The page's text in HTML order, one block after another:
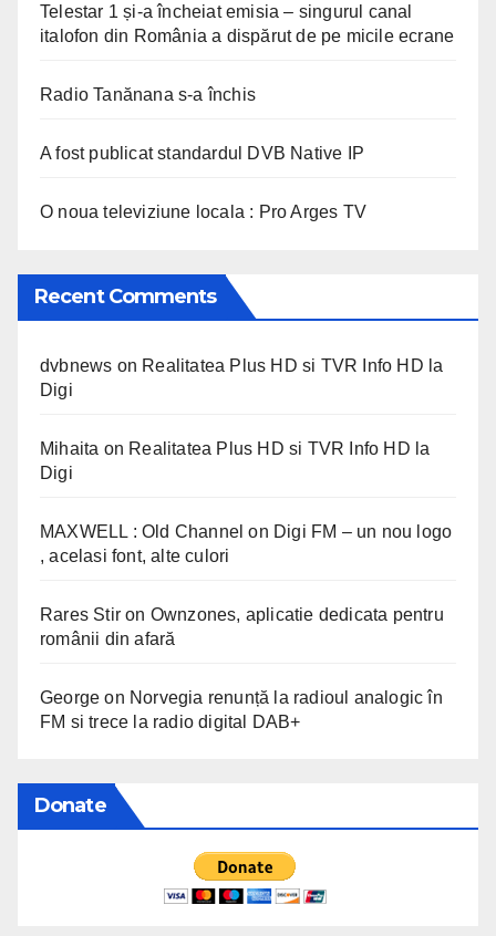
Telestar 1 și-a încheiat emisia – singurul canal
italofon din România a dispărut de pe micile ecrane
Radio Tanănana s-a închis
A fost publicat standardul DVB Native IP
O noua televiziune locala : Pro Arges TV
Recent Comments
dvbnews on Realitatea Plus HD si TVR Info HD la
Digi
Mihaita on Realitatea Plus HD si TVR Info HD la
Digi
MAXWELL : Old Channel on Digi FM – un nou logo
, acelasi font, alte culori
Rares Stir on Ownzones, aplicatie dedicata pentru
românii din afară
George on Norvegia renunță la radioul analogic în
FM si trece la radio digital DAB+
Donate